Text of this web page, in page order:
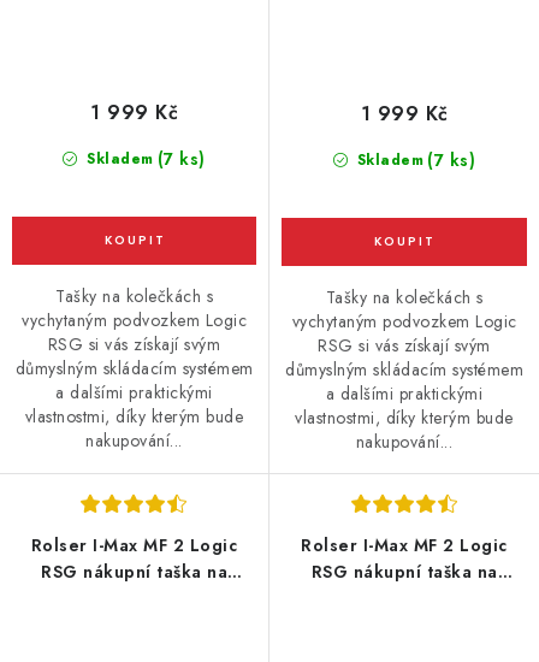
Skladem (7 ks)
1 999 Kč
Tašky na kolečkách s
vychytaným podvozkem Logic
RSG si vás získají svým
důmyslným skládacím systémem
a dalšími praktickými
vlastnostmi, díky kterým bude
nakupování...
Skladem (7 ks)
1 999 Kč
Tašky na kolečkách s
vychytaným podvozkem Logic
RSG si vás získají svým
důmyslným skládacím systémem
a dalšími praktickými
vlastnostmi, díky kterým bude
nakupování...
Rolser I-Max MF 2 Logic
RSG nákupní taška na
Rolser I-Max MF 2 Logic
RSG nákupní taška na